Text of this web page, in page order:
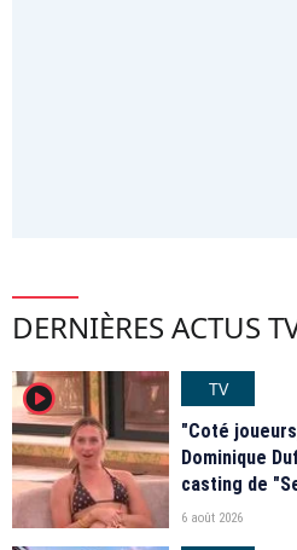
DERNIÈRES ACTUS
player2
TV
"Coté
Dominique
casting de
6 août 2026